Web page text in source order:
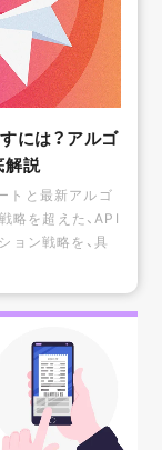
には？アルゴ
解説
トと最新アルゴ
略を超えた、API
ン戦略を、具